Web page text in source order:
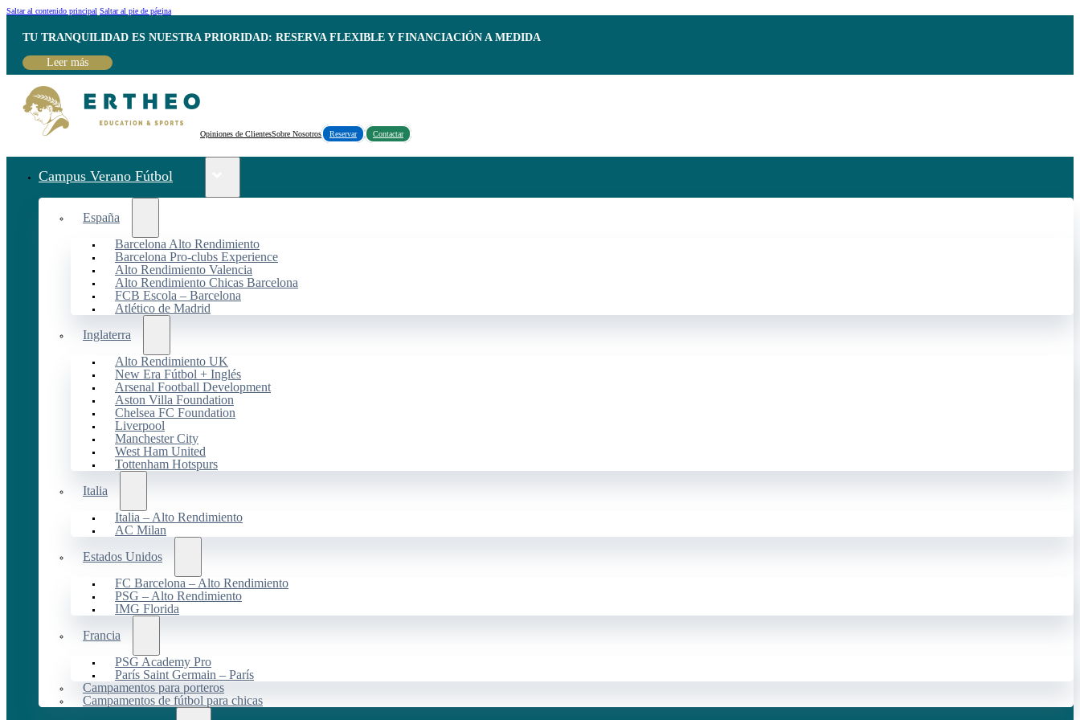
Saltar al contenido principal Saltar al pie de página
TU TRANQUILIDAD ES NUESTRA PRIORIDAD: RESERVA FLEXIBLE Y FINANCIACIÓN A MEDIDA
Leer más
Opiniones de ClientesSobre Nosotros Reservar Contactar
Campus Verano Fútbol
España
Barcelona Alto Rendimiento
Barcelona Pro-clubs Experience
Alto Rendimiento Valencia
Alto Rendimiento Chicas Barcelona
FCB Escola – Barcelona
Atlético de Madrid
Inglaterra
Alto Rendimiento UK
New Era Fútbol + Inglés
Arsenal Football Development
Aston Villa Foundation
Chelsea FC Foundation
Liverpool
Manchester City
West Ham United
Tottenham Hotspurs
Italia
Italia – Alto Rendimiento
AC Milan
Estados Unidos
FC Barcelona – Alto Rendimiento
PSG – Alto Rendimiento
IMG Florida
Francia
PSG Academy Pro
París Saint Germain – París
Campamentos para porteros
Campamentos de fútbol para chicas